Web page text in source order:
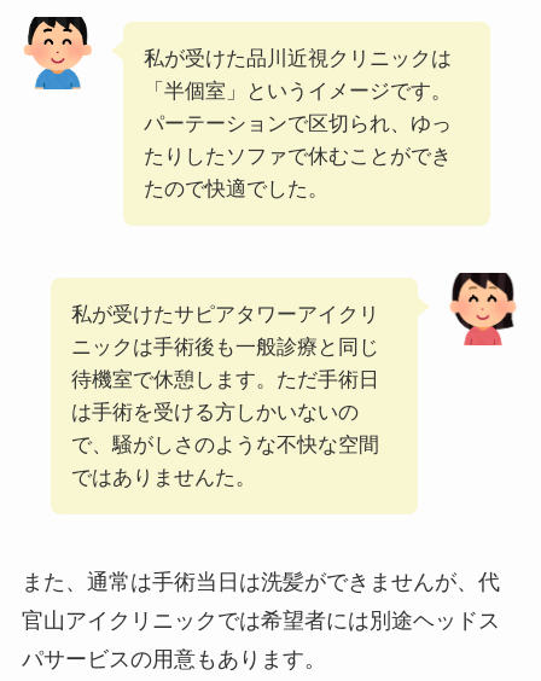
私が受けた品川近視クリニックは
「半個室」というイメージです。
パーテーションで区切られ、ゆっ
たりしたソファで休むことができ
たので快適でした。
私が受けたサピアタワーアイクリ
ニックは手術後も一般診療と同じ
待機室で休憩します。ただ手術日
は手術を受ける方しかいないの
で、騒がしさのような不快な空間
ではありませんた。
また、通常は手術当日は洗髪ができませんが、代
官山アイクリニックでは希望者には別途ヘッドス
パサービスの用意もあります。